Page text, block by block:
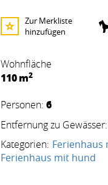
Zur Merkliste
hinzufügen
Wohnfläche
110m2
Personen: 6
Entfernung zu Gewässer:
Kategorien: Ferienhaus
Ferienhaus mit hund